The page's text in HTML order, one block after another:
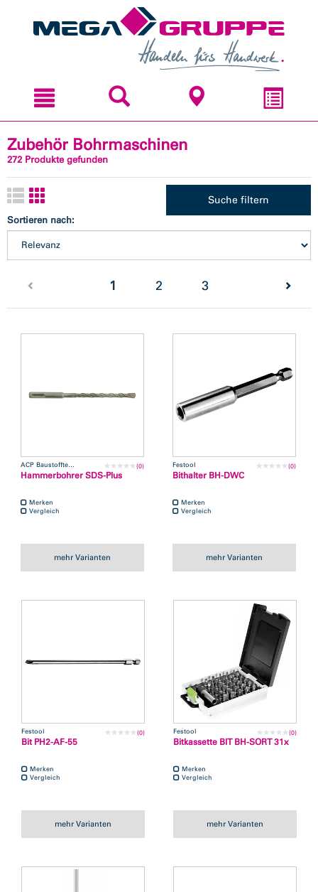
Zubehör Bohrmaschinen
272 Produkte gefunden
Suche filtern
Sortieren nach:
1 (current)
2 3
(0)
Hammerbohrer SDS-Plus
Merken
Vergleich
mehr Varianten
Festool (0)
Bithalter BH-DWC
Merken
Vergleich
mehr Varianten
Festool (0)
Bit PH2-AF-55
Merken
Vergleich
mehr Varianten
Festool (0)
Bitkassette BIT BH-SORT 31x
Merken
Vergleich
mehr Varianten